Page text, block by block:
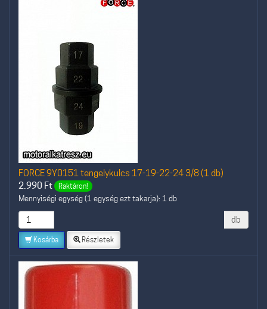
FORCE 9Y0151 tengelykulcs 17-19-22-24 3/8 (1 db)
2.990 Ft Raktáron!
Mennyiségi egység (1 egység ezt takarja): 1 db
db
Kosárba Részletek